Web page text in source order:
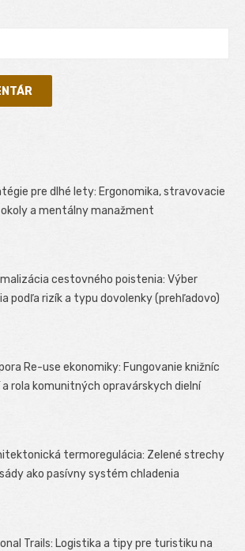
pre dlhé lety: Ergonomika, stravovacie
a mentálny manažment
cestovného poistenia: Výber
podľa rizík a typu dovolenky (prehľadovo)
Re-use ekonomiky: Fungovanie knižníc
rola komunitných opravárskych dielní
termoregulácia: Zelené strechy
ako pasívny systém chladenia
Trails: Logistika a tipy pre turistiku na